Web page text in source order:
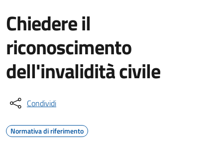
Chiedere il
riconoscimento
dell'invalidità civile
Condividi
Normativa di riferimento